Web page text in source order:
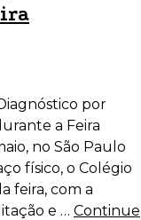
por
a Feira
no São Paulo
físico, o Colégio
feira, com a
e … Continue